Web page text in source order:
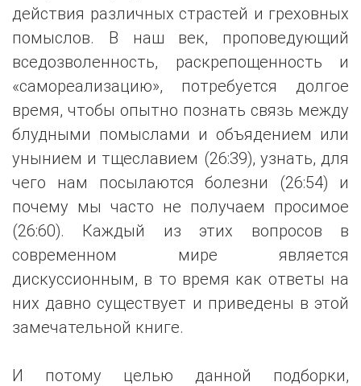
действия различных страстей и греховных
помыслов. В наш век, проповедующий
вседозволенность, раскрепощенность и
«самореализацию», потребуется долгое
время, чтобы опытно познать связь между
блудными помыслами и объядением или
унынием и тщеславием (26:39), узнать, для
чего нам посылаются болезни (26:54) и
почему мы часто не получаем просимое
(26:60). Каждый из этих вопросов в
современном мире является
дискуссионным, в то время как ответы на
них давно существует и приведены в этой
замечательной книге.
И потому целью данной подборки,